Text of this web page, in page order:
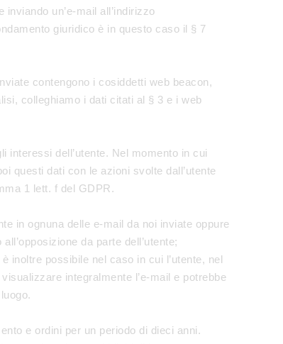
un’e-mail all’indirizzo
giuridico è in questo caso il § 7
contengono i cosiddetti web beacon,
colleghiamo i dati citati al § 3 e i web
interessi dell’utente. Nel momento in cui
questi dati con le azioni svolte dall’utente
1 lett. f del GDPR.
in ognuna delle e-mail da noi inviate oppure
da parte dell’utente;
inoltre possibile nel caso in cui l’utente, nel
integralmente l’e-mail e potrebbe
e ordini per un periodo di dieci anni.